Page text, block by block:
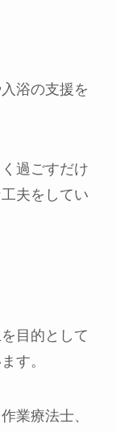
浴の支援を
過ごすだけ
夫をしてい
目的として
す。
業療法士、